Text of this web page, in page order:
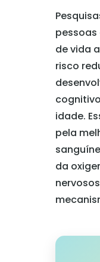
de vida
risco
idade.
pela
da